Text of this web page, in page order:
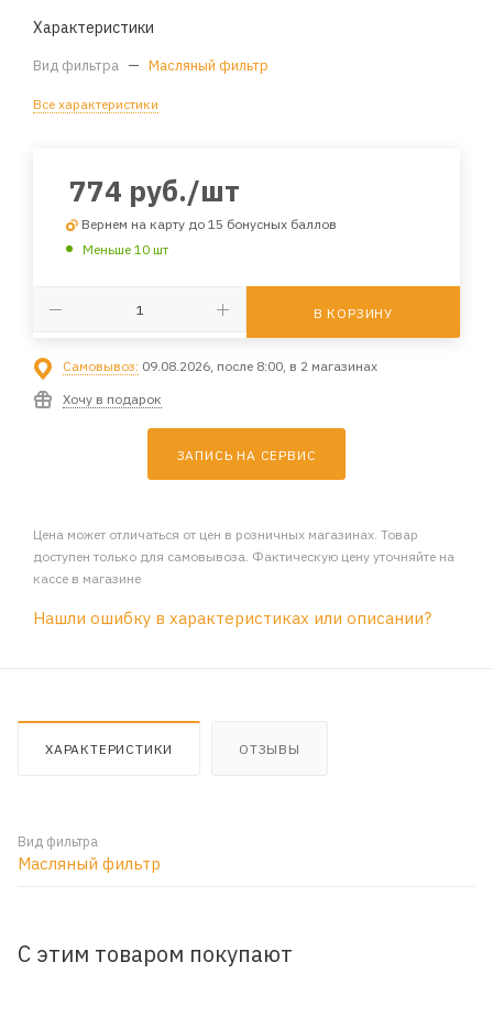
Характеристики
Вид фильтра — Масляный фильтр
Все характеристики
774 руб./шт
Вернем на карту до 15 бонусных баллов
Меньше 10 шт
В КОРЗИНУ
Самовывоз: 09.08.2026, после 8:00, в 2 магазинах
Хочу в подарок
ЗАПИСЬ НА СЕРВИС
Цена может отличаться от цен в розничных магазинах. Товар
доступен только для самовывоза. Фактическую цену уточняйте на
кассе в магазине
Нашли ошибку в характеристиках или описании?
ХАРАКТЕРИСТИКИ ОТЗЫВЫ
Вид фильтра
Масляный фильтр
С этим товаром покупают